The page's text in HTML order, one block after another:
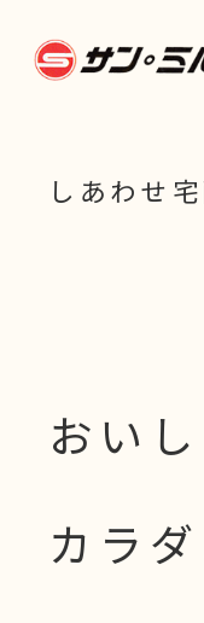
しあわせ
おい
カラ